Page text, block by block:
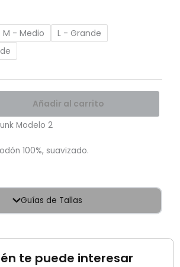
M - Medio
L - Grande
Añadir al carrito
Modelo 2
100%, suavizado.
Guías de Tallas
te puede interesar